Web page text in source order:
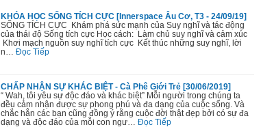
KHÓA HỌC SỐNG TÍCH CỰC [Innerspace Âu Cơ, T3 - 24/09/19]
SỐNG TÍCH CỰC Khám phá sức mạnh của Suy nghĩ và tác động
của thái độ Sống tích cực Học cách: Làm chủ suy nghĩ và cảm xúc
Khơi mạch nguồn suy nghĩ tích cực Kết thúc những suy nghĩ, lời
n…
Đọc Tiếp
CHẤP NHẬN SỰ KHÁC BIỆT - Cà Phê Giới Trẻ [30/06/2019]
“ Wah, tôi yêu sự độc đáo và khác biệt” Mỗi người trong chúng ta
đều cảm nhận được sự phong phú và đa dạng của cuộc sống. Và
chắc hẳn các bạn cũng đồng ý rằng cuộc đời thật đẹp bởi có sự đa
dạng và độc đáo của mỗi con ngư…
Đọc Tiếp